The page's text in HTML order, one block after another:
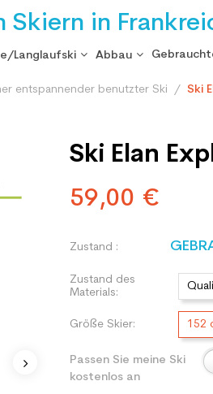
Skiern in
Langlaufski Abbau
entspannender benutzter Ski Ski
Ski Elan
59,00 €
Zustand :
Zustand des
Materials:
Größe Skier: 152
Passen Sie meine Ski
kostenlos an